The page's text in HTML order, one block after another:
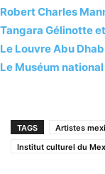
Robert Charles
Tangara Gélinotte
Le Louvre Abu
Le Muséum
TAGS Artistes
Institut culturel du